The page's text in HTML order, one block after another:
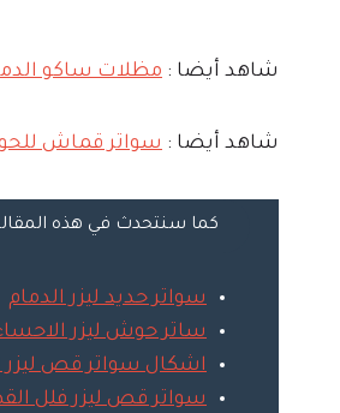
شاهد أيضا : مظلات ساكو
شاهد أيضا : سواتر قماش
كما سنتحدث في هذه
سواتر حديد ليزر الدمام
ساتر حوش ليزر
اشكال سواتر قص ليزر
سواتر قص ليزر فلل